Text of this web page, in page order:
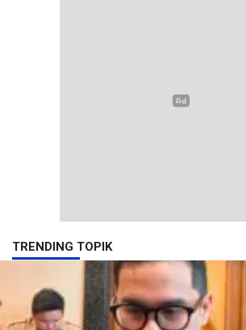
TRENDING TOPIK